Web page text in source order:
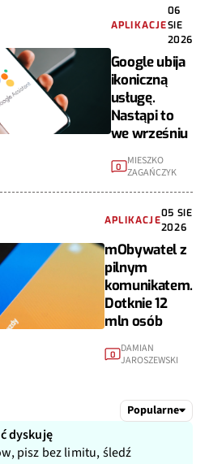
APLIKACJE
06
SIE
2026
Google ubija
ikoniczną
usługę.
Nastąpi to
we wrześniu
0 MIESZKO
ZAGAŃCZYK
APLIKACJE
05 SIE
2026
mObywatel z
pilnym
komunikatem.
Dotknie 12
mln osób
0
DAMIAN
JAROSZEWSKI
Popularne
dyskuję
pisz bez limitu, śledź